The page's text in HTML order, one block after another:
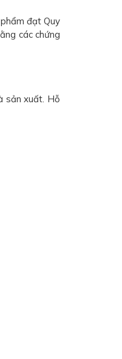
đạt Quy
các chứng
sản xuất. Hỗ